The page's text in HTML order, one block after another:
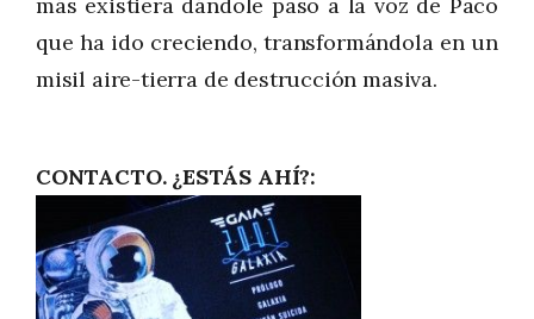
que ha ido creciendo, transformándola en un
misil aire-tierra de destrucción masiva.
CONTACTO. ¿ESTÁS AHÍ?